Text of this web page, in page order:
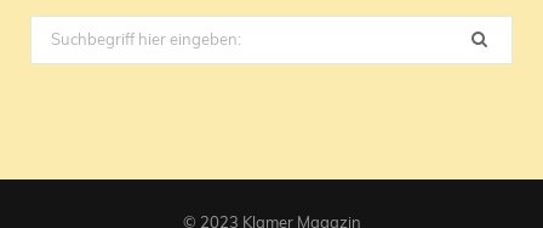
Search
for:
© 2023 Klamer Magazin